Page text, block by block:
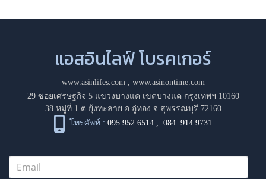
แอสอินไลฟ์ โบรคเกอร์
www.asinlifes.com, www.asinontime.com
29 ซอยเศรษฐกิจ 5 แขวงบางแค เขตบางแค กรุงเทพฯ 10160
38 หมู่ที่ 1 ต.ยุ้งทะลาย อ.อู่ทอง จ.สุพรรณบุรี 72160
โทรศัพท์ : 095 952 6514 ,084 914 9731